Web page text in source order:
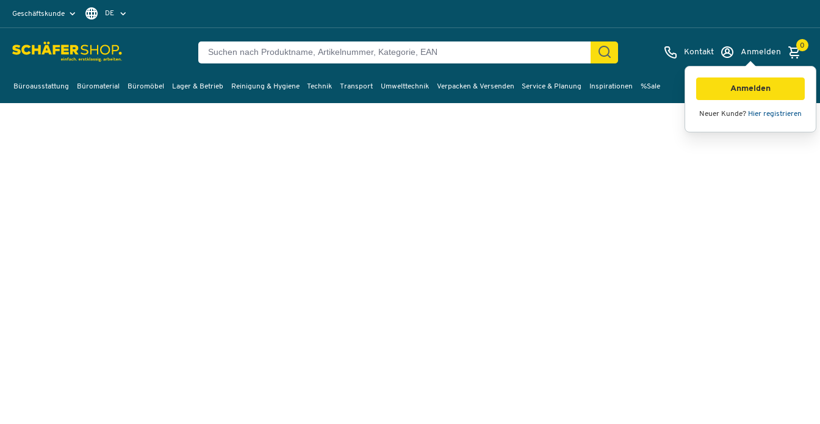
Geschäftskunde DE
EN Kontakt Anmelden
Anmelden
Neuer Kunde? Hier registrieren
0
Büroausstattung Büromaterial Büromöbel Lager & Betrieb Reinigung & Hygiene Technik Transport Umwelttechnik Verpacken & Versenden Service & Planung Inspirationen %Sale
Bilder Videos 360°-Ansicht